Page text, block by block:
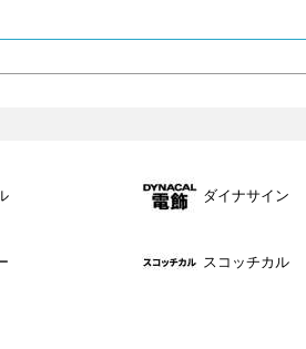
ダイナサイン
スコッチカル